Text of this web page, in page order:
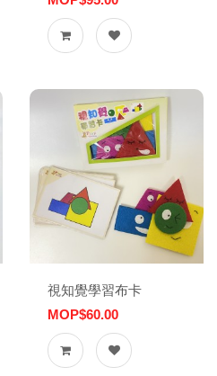
視知覺學習布卡
MOP$60.00